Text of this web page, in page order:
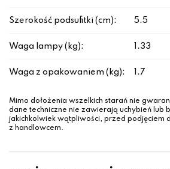
Szerokość podsufitki (cm): 5.5
Waga lampy (kg): 1.33
Waga z opakowaniem (kg): 1.7
Mimo dołożenia wszelkich starań nie
dane techniczne nie zawierają uchybień lub
jakichkolwiek wątpliwości, przed podjęciem
z handlowcem.